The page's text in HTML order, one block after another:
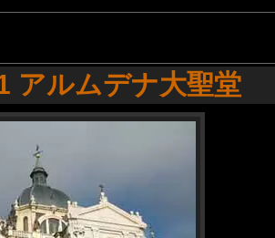
アルムデナ大聖堂